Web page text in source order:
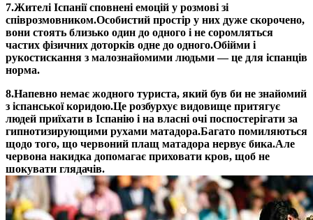
7.Жителі Іспанії сповнені емоцій у розмові зі
співрозмовником.Особистий простір у них дуже скорочено,
вони стоять близько один до одного і не соромляться
частих фізичних доторків одне до одного.Обійми і
рукостискання з малознайомими людьми — це для іспанців
норма.
8.Напевно немає жодного туриста, який був би не знайомий
з іспанської коридою.Це розбурхує видовище притягує
людей приїхати в Іспанію і на власні очі поспостерігати за
гипнотизирующими рухами матадора.Багато помиляються
щодо того, що червоний плащ матадора нервує бика.Але
червона накидка допомагає приховати кров, щоб не
шокувати глядачів.